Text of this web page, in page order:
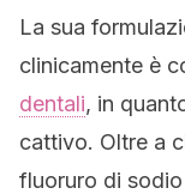
La sua
clinicamente è
dentali, in
cattivo. Oltre a
fluoruro di